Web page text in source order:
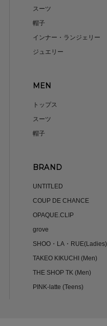
スーツ
帽子
インナー・ランジェリー
ジュエリー
MEN
トップス
スーツ
帽子
BRAND
UNTITLED
COUP DE CHANCE
OPAQUE.CLIP
grove
SHOO・LA・RUE(Ladies)
TAKEO KIKUCHI (Men)
THE SHOP TK (Men)
PINK-latte (Teens)